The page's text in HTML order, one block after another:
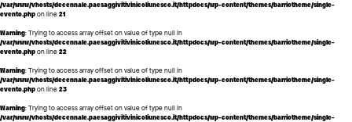
/var/www/vhosts/decennale.paesaggivitivinicoliunesco.it/httpdocs/wp-content/themes/barriotheme/single-
evento.php on line 21
Warning: Trying to access array offset on value of type null in
/var/www/vhosts/decennale.paesaggivitivinicoliunesco.it/httpdocs/wp-content/themes/barriotheme/single-
evento.php on line 22
Warning: Trying to access array offset on value of type null in
/var/www/vhosts/decennale.paesaggivitivinicoliunesco.it/httpdocs/wp-content/themes/barriotheme/single-
evento.php on line 23
Warning: Trying to access array offset on value of type null in
/var/www/vhosts/decennale.paesaggivitivinicoliunesco.it/httpdocs/wp-content/themes/barriotheme/single-